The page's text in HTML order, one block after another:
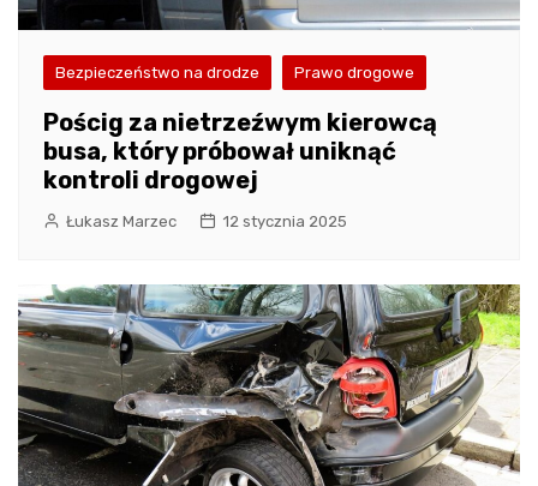
Bezpieczeństwo na drodze Prawo drogowe
Pościg za nietrzeźwym kierowcą
busa, który próbował uniknąć
kontroli drogowej
Łukasz Marzec 12 stycznia 2025